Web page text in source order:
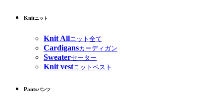
Knitニット
Knit Allニット全て
Cardigansカーディガン
Sweaterセーター
Knit vestニットベスト
Pantsパンツ